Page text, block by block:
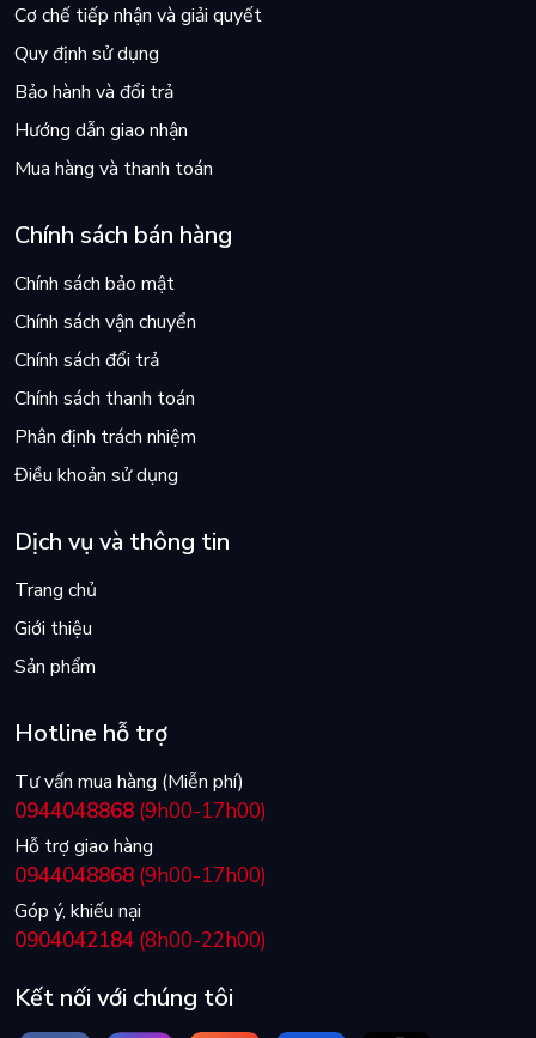
Cơ chế tiếp nhận và giải quyết
Quy định sử dụng
Bảo hành và đổi trả
Hướng dẫn giao nhận
Mua hàng và thanh toán
Chính sách bán hàng
Chính sách bảo mật
Chính sách vận chuyển
Chính sách đổi trả
Chính sách thanh toán
Phân định trách nhiệm
Điều khoản sử dụng
Dịch vụ và thông tin
Trang chủ
Giới thiệu
Sản phẩm
Hotline hỗ trợ
Tư vấn mua hàng (Miễn phí)
0944048868 (9h00-17h00)
Hỗ trợ giao hàng
0944048868 (9h00-17h00)
Góp ý, khiếu nại
0904042184 (8h00-22h00)
Kết nối với chúng tôi